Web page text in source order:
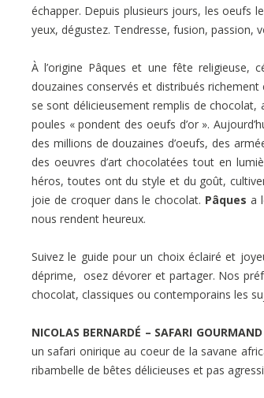
échapper. Depuis plusieurs jours, les oeufs
yeux, dégustez. Tendresse, fusion, passion,
À l’origine Pâques et une fête
douzaines conservés et distribués
se sont délicieusement remplis de
poules « pondent des oeufs d’or ».
des millions de douzaines d’oeufs, des
des oeuvres d’art chocolatées tout en
héros, toutes ont du style et du goût,
joie de croquer dans le chocolat. Pâques a
nous rendent heureux.
Suivez le guide pour un choix éclairé et
déprime, osez dévorer et partager. Nos
chocolat, classiques ou contemporains les
NICOLAS BERNARDÉ – SAFARI
un safari onirique au coeur de la savane
ribambelle de bêtes délicieuses et pas